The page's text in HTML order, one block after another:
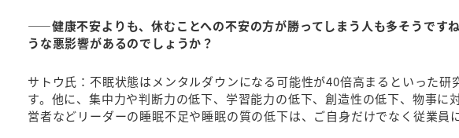
――健康不安よりも、休むことへの不安の方が勝ってしまう人も多そうです
うな悪影響があるのでしょうか？
サトウ氏：不眠状態はメンタルダウンになる可能性が40倍高まるといった
す。他に、集中力や判断力の低下、学習能力の低下、創造性の低下、物事
営者などリーダーの睡眠不足や睡眠の質の低下は、ご自身だけでなく従業員